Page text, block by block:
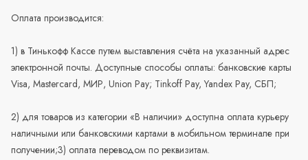
Оплата производится:
1) в Тинькофф Кассе путем выставления счёта на указанный адрес
электронной почты. Доступные способы оплаты: банковские карты
Visa, Mastercard, МИР, Union Pay; Tinkoff Pay, Yandex Pay, СБП;
2) для товаров из категории «В наличии» доступна оплата курьеру
наличными или банковскими картами в мобильном терминале при
получении;3) оплата переводом по реквизитам.